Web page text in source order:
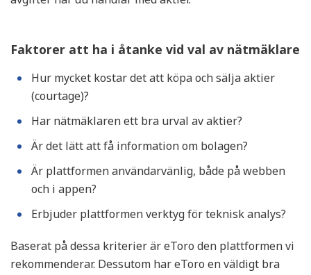
Faktorer att ha i åtanke vid val av nätmäklare
Hur mycket kostar det att köpa och sälja aktier
(courtage)?
Har nätmäklaren ett bra urval av aktier?
Är det lätt att få information om bolagen?
Är plattformen användarvänlig, både på webben
och i appen?
Erbjuder plattformen verktyg för teknisk analys?
Baserat på dessa kriterier är eToro den plattformen vi
rekommenderar. Dessutom har eToro en väldigt bra